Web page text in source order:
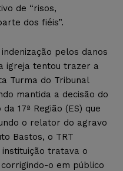
de “risos,
dos fiéis”.
pelos danos
igreja tentou trazer a
Turma do Tribunal
mantida a decisão do
17ª Região (ES) que
o relator do agravo
Bastos, o TRT
tratava o
o em público